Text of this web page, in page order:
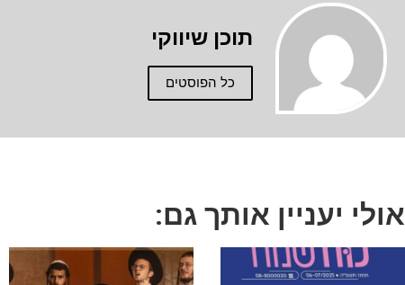
תוכן שיווקי
כל הפוסטים
אולי יעניין אותך גם: